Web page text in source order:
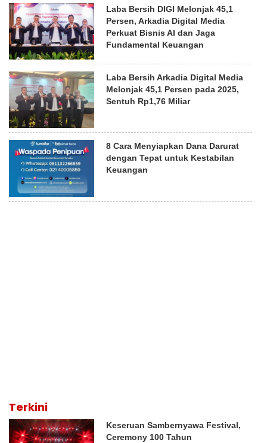
Laba Bersih DIGI Melonjak 45,1
Persen, Arkadia Digital Media
Perkuat Bisnis AI dan Jaga
Fundamental Keuangan
Laba Bersih Arkadia Digital Media
Melonjak 45,1 Persen pada 2025,
Sentuh Rp1,76 Miliar
8 Cara Menyiapkan Dana Darurat
dengan Tepat untuk Kestabilan
Keuangan
Terkini
Keseruan Sambernyawa Festival,
Ceremony 100 Tahun